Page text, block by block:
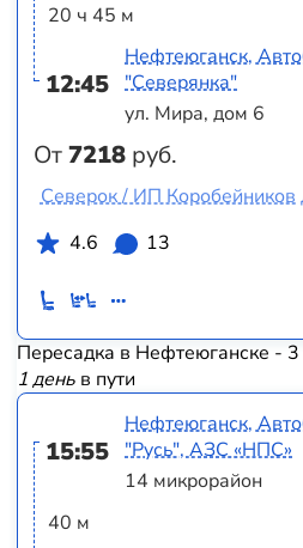
20 ч 45 м
12:45
От7218 руб.
Нефтеюганск,
"Северянка"
ул. Мира, дом 6
Северок / ИП
4.6
13
Пересадка в Нефтеюганске - 3
1 деньв пути
15:55
40 м
Нефтеюганск,
"Русь", АЗС «НПС»
14 микрорайон